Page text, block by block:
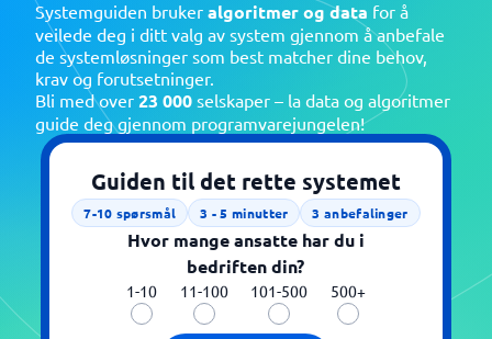
Systemguiden bruker algoritmer og data for å
veilede deg i ditt valg av system gjennom å anbefale
de systemløsninger som best matcher dine behov,
krav og forutsetninger.
Bli med over 23 000 selskaper – la data og algoritmer
guide deg gjennom programvarejungelen!
Guiden til det rette systemet
7-10 spørsmål 3 - 5 minutter 3anbefalinger
Hvor mange ansatte har du i
bedriften din?
1-10 11-100 101-500 500+